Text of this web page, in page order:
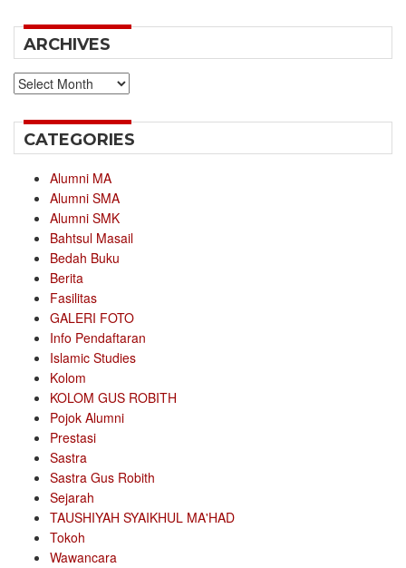
ARCHIVES
Archives
CATEGORIES
Alumni MA
Alumni SMA
Alumni SMK
Bahtsul Masail
Bedah Buku
Berita
Fasilitas
GALERI FOTO
Info Pendaftaran
Islamic Studies
Kolom
KOLOM GUS ROBITH
Pojok Alumni
Prestasi
Sastra
Sastra Gus Robith
Sejarah
TAUSHIYAH SYAIKHUL MA'HAD
Tokoh
Wawancara